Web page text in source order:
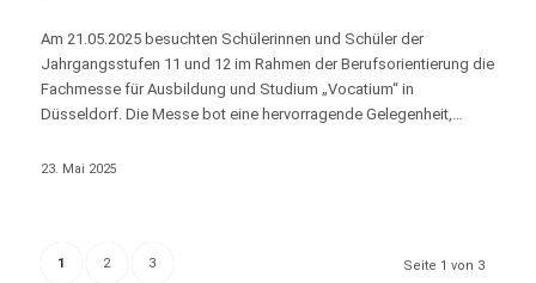
Am 21.05.2025 besuchten Schülerinnen und Schüler der
Jahrgangsstufen 11 und 12 im Rahmen der Berufsorientierung die
Fachmesse für Ausbildung und Studium „Vocatium“ in
Düsseldorf. Die Messe bot eine hervorragende Gelegenheit,…
23. Mai 2025
Seite 1 von 3
1 2 3